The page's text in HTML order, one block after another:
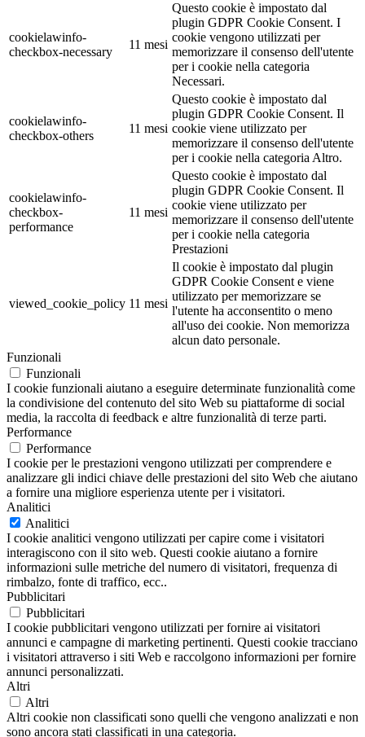
cookielawinfo-
checkbox-necessary
11 mesi
Questo cookie è impostato dal
plugin GDPR Cookie Consent. I
cookie vengono utilizzati per
memorizzare il consenso dell'utente
per i cookie nella categoria
Necessari.
cookielawinfo-
checkbox-others
11 mesi
Questo cookie è impostato dal
plugin GDPR Cookie Consent. Il
cookie viene utilizzato per
memorizzare il consenso dell'utente
per i cookie nella categoria Altro.
cookielawinfo-
checkbox-
performance
11 mesi
Questo cookie è impostato dal
plugin GDPR Cookie Consent. Il
cookie viene utilizzato per
memorizzare il consenso dell'utente
per i cookie nella categoria
Prestazioni
viewed_cookie_policy 11 mesi
Il cookie è impostato dal plugin
GDPR Cookie Consent e viene
utilizzato per memorizzare se
l'utente ha acconsentito o meno
all'uso dei cookie. Non memorizza
alcun dato personale.
Funzionali
Funzionali
I cookie funzionali aiutano a eseguire determinate funzionalità come
la condivisione del contenuto del sito Web su piattaforme di social
media, la raccolta di feedback e altre funzionalità di terze parti.
Performance
Performance
I cookie per le prestazioni vengono utilizzati per comprendere e
analizzare gli indici chiave delle prestazioni del sito Web che aiutano
a fornire una migliore esperienza utente per i visitatori.
Analitici
Analitici
I cookie analitici vengono utilizzati per capire come i visitatori
interagiscono con il sito web. Questi cookie aiutano a fornire
informazioni sulle metriche del numero di visitatori, frequenza di
rimbalzo, fonte di traffico, ecc..
Pubblicitari
Pubblicitari
I cookie pubblicitari vengono utilizzati per fornire ai visitatori
annunci e campagne di marketing pertinenti. Questi cookie tracciano
i visitatori attraverso i siti Web e raccolgono informazioni per fornire
annunci personalizzati.
Altri
Altri
Altri cookie non classificati sono quelli che vengono analizzati e non
sono ancora stati classificati in una categoria.